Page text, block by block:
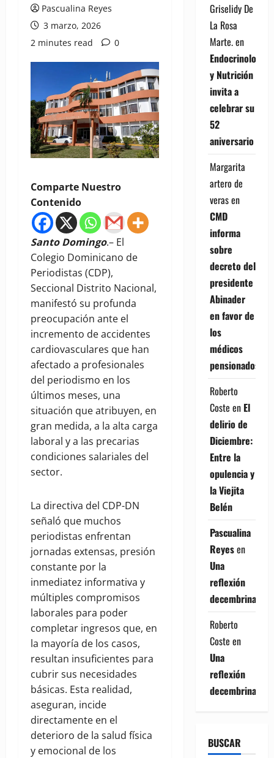
Pascualina Reyes
3 marzo, 2026
2 minutes read
0
Comparte Nuestro
Contenido
Santo Domingo.– El
Colegio Dominicano de
Periodistas (CDP),
Seccional Distrito Nacional,
manifestó su profunda
preocupación ante el
incremento de accidentes
cardiovasculares que han
afectado a profesionales
del periodismo en los
últimos meses, una
situación que atribuyen, en
gran medida, a la alta carga
laboral y a las precarias
condiciones salariales del
sector.
La directiva del CDP-DN
señaló que muchos
periodistas enfrentan
jornadas extensas, presión
constante por la
inmediatez informativa y
múltiples compromisos
laborales para poder
completar ingresos que, en
la mayoría de los casos,
resultan insuficientes para
cubrir sus necesidades
básicas. Esta realidad,
aseguran, incide
directamente en el
deterioro de la salud física
y emocional de los
Griselidy De
La Rosa
Marte.en
Endocrinología
y Nutrición
invita a
celebrar su
52
aniversario
Margarita
artero de
verasen
CMD
informa
sobre
decreto del
presidente
Abinader
en favor de
los
médicos
pensionados
Roberto
Coste en El
delirio de
Diciembre:
Entre la
opulencia y
la Viejita
Belén
Pascualina
Reyesen
Una
reflexión
decembrina
Roberto
Coste en
Una
reflexión
decembrina
BUSCAR